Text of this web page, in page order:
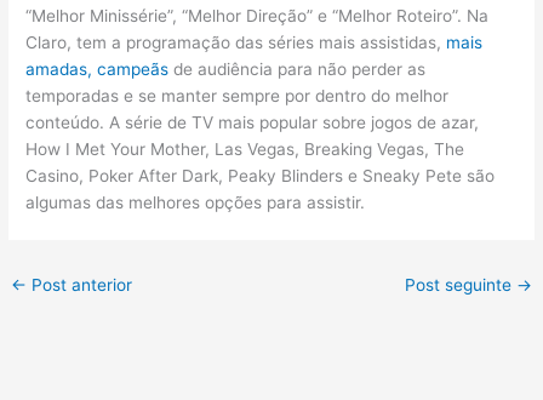
“Melhor Minissérie”, “Melhor Direção” e “Melhor Roteiro”. Na
Claro, tem a programação das séries mais assistidas, mais
amadas, campeãs de audiência para não perder as
temporadas e se manter sempre por dentro do melhor
conteúdo. A série de TV mais popular sobre jogos de azar,
How I Met Your Mother, Las Vegas, Breaking Vegas, The
Casino, Poker After Dark, Peaky Blinders e Sneaky Pete são
algumas das melhores opções para assistir.
← Post anterior Post seguinte →